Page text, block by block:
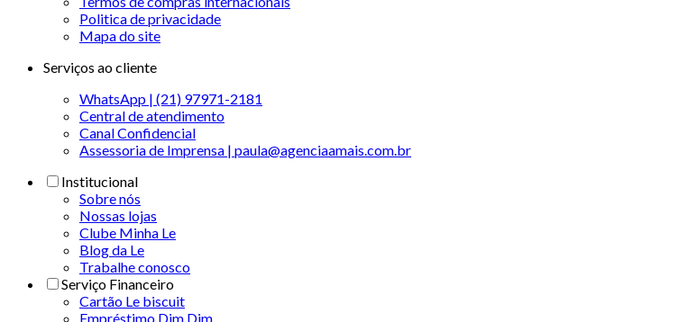
Politica de privacidade
Mapa do site
Serviços ao cliente
WhatsApp | (21) 97971-2181
Central de atendimento
Canal Confidencial
Assessoria de Imprensa | paula@agenciaamais.com.br
Institucional
Sobre nós
Nossas lojas
Clube Minha Le
Blog da Le
Trabalhe conosco
Serviço Financeiro
Cartão Le biscuit
Empréstimo Dim Dim